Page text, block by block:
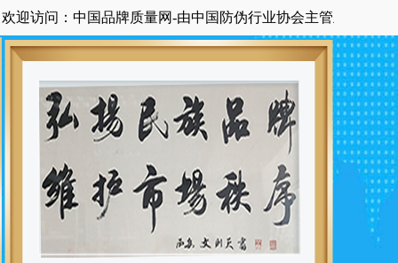
：中国品牌质量网-由中国防伪行业协会主管主办国家级中